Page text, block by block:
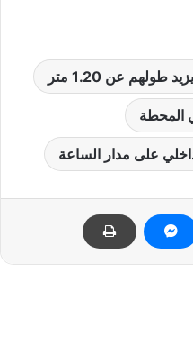
المحطة
على مدار الساعة